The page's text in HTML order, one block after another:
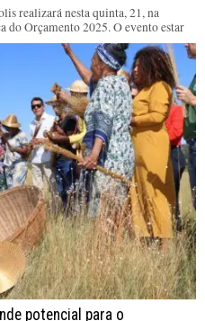
realizará nesta quinta, 21, na
Orçamento 2025. O evento estar
potencial para o